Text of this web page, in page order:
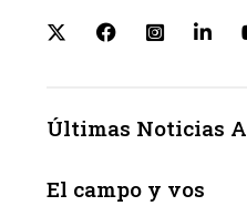
Últimas Noticias
El campo y vos